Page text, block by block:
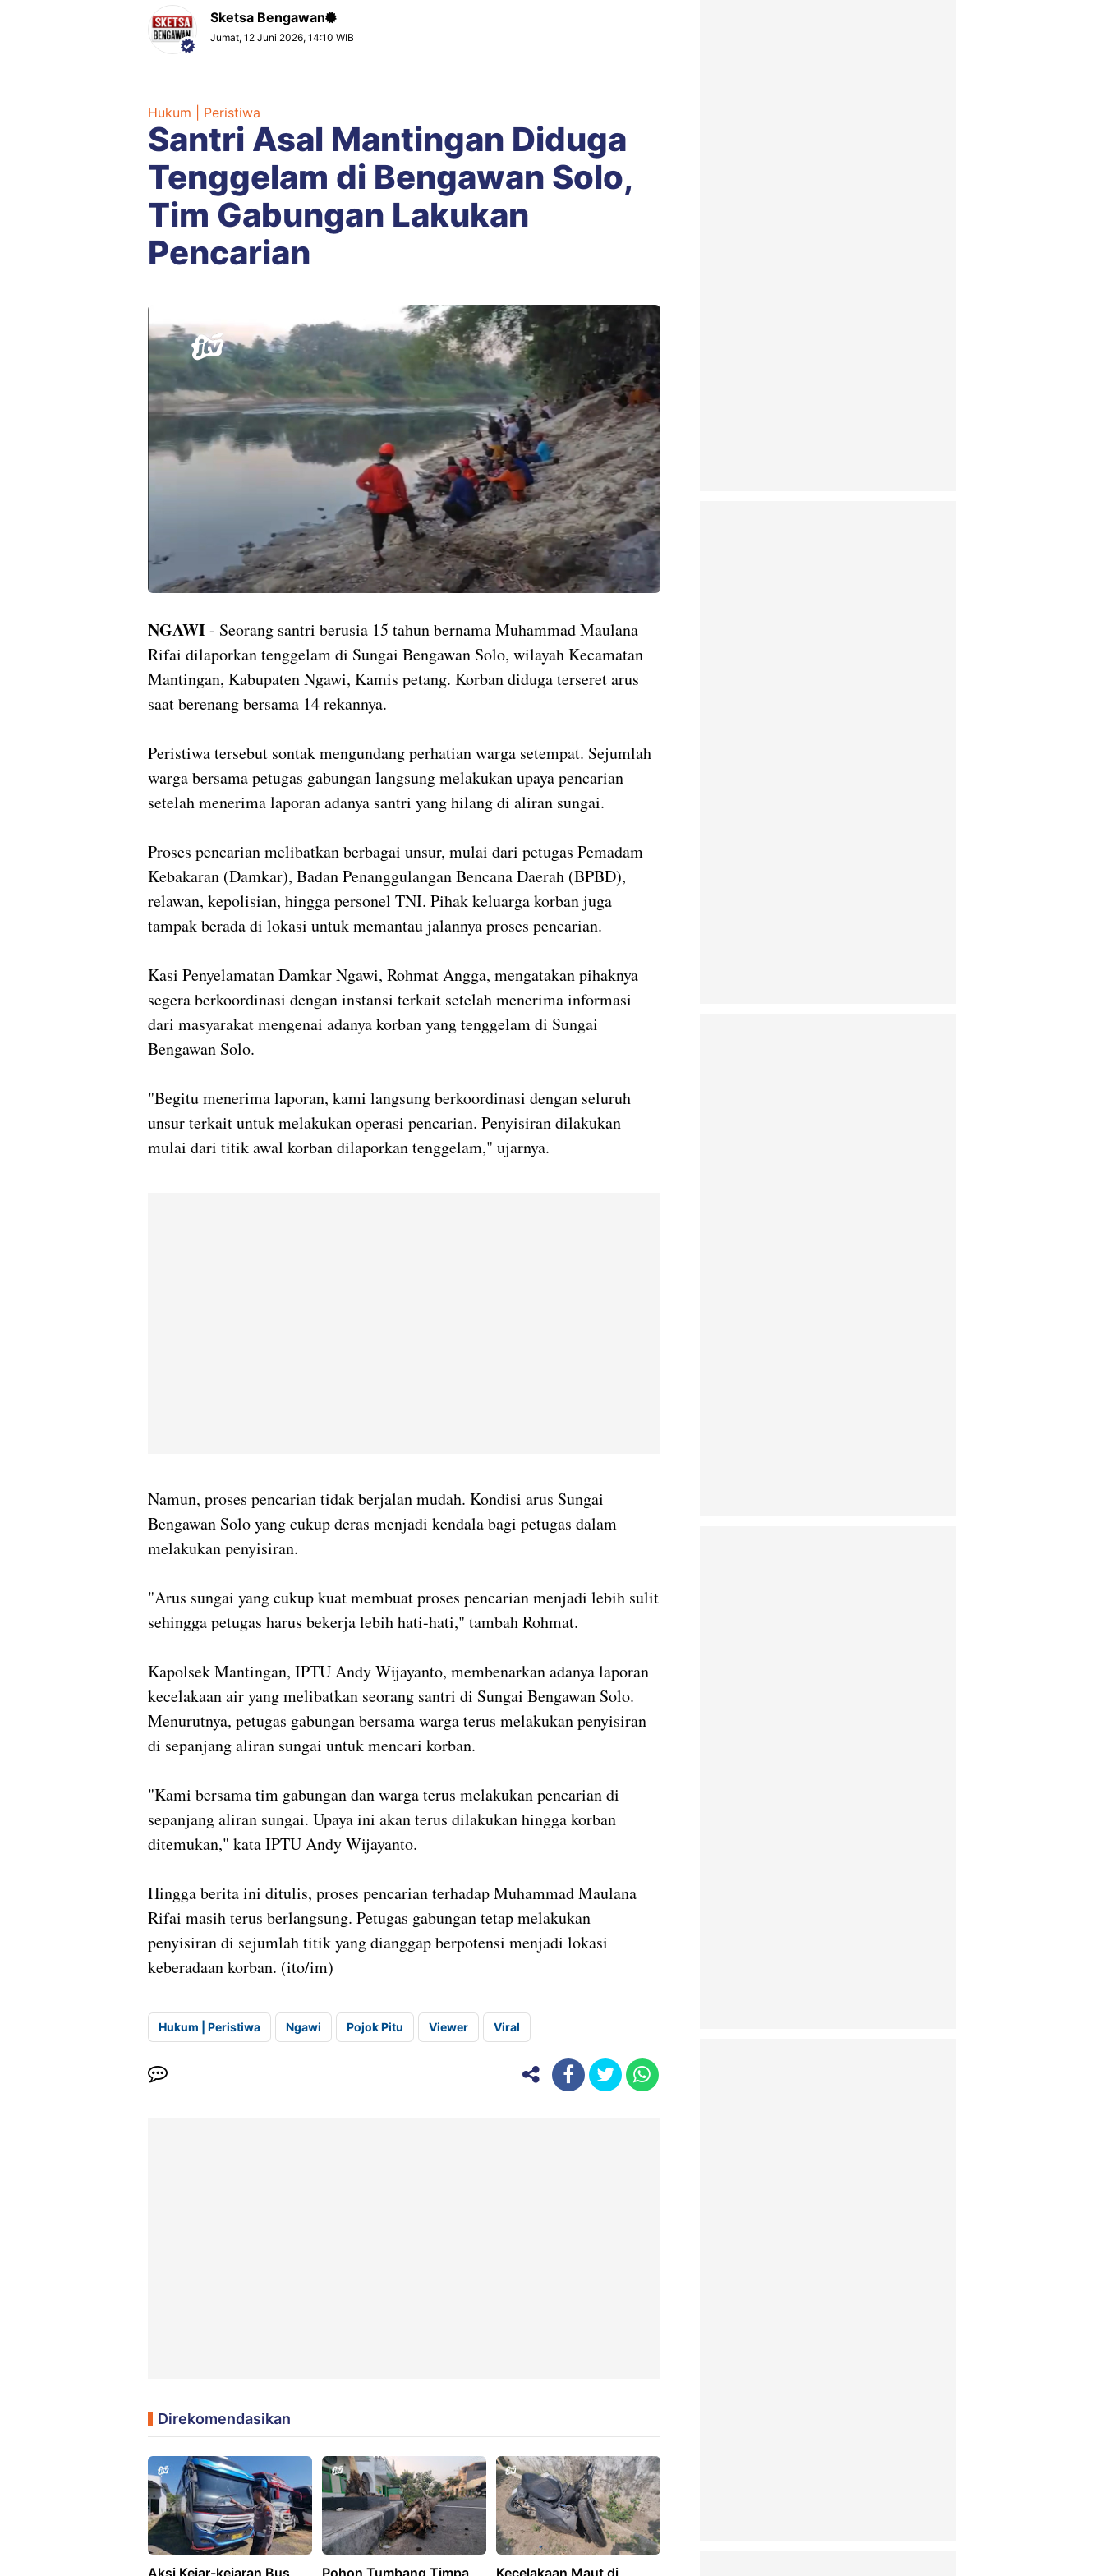
Sketsa Bengawan
Jumat, 12 Juni 2026, 14:10 WIB
Hukum | Peristiwa
Santri Asal Mantingan Diduga
Tenggelam di Bengawan Solo,
Tim Gabungan Lakukan
Pencarian
NGAWI- Seorang santri berusia 15 tahun bernama Muhammad Maulana
Rifai dilaporkan tenggelam di Sungai Bengawan Solo, wilayah Kecamatan
Mantingan, Kabupaten Ngawi, Kamis petang. Korban diduga terseret arus
saat berenang bersama 14 rekannya.
Peristiwa tersebut sontak mengundang perhatian warga setempat. Sejumlah
warga bersama petugas gabungan langsung melakukan upaya pencarian
setelah menerima laporan adanya santri yang hilang di aliran sungai.
Proses pencarian melibatkan berbagai unsur, mulai dari petugas Pemadam
Kebakaran (Damkar), Badan Penanggulangan Bencana Daerah (BPBD),
relawan, kepolisian, hingga personel TNI. Pihak keluarga korban juga
tampak berada di lokasi untuk memantau jalannya proses pencarian.
Kasi Penyelamatan Damkar Ngawi, Rohmat Angga, mengatakan pihaknya
segera berkoordinasi dengan instansi terkait setelah menerima informasi
dari masyarakat mengenai adanya korban yang tenggelam di Sungai
Bengawan Solo.
"Begitu menerima laporan, kami langsung berkoordinasi dengan seluruh
unsur terkait untuk melakukan operasi pencarian. Penyisiran dilakukan
mulai dari titik awal korban dilaporkan tenggelam," ujarnya.
Namun, proses pencarian tidak berjalan mudah. Kondisi arus Sungai
Bengawan Solo yang cukup deras menjadi kendala bagi petugas dalam
melakukan penyisiran.
"Arus sungai yang cukup kuat membuat proses pencarian menjadi lebih sulit
sehingga petugas harus bekerja lebih hati-hati," tambah Rohmat.
Kapolsek Mantingan, IPTU Andy Wijayanto, membenarkan adanya laporan
kecelakaan air yang melibatkan seorang santri di Sungai Bengawan Solo.
Menurutnya, petugas gabungan bersama warga terus melakukan penyisiran
di sepanjang aliran sungai untuk mencari korban.
"Kami bersama tim gabungan dan warga terus melakukan pencarian di
sepanjang aliran sungai. Upaya ini akan terus dilakukan hingga korban
ditemukan," kata IPTU Andy Wijayanto.
Hingga berita ini ditulis, proses pencarian terhadap Muhammad Maulana
Rifai masih terus berlangsung. Petugas gabungan tetap melakukan
penyisiran di sejumlah titik yang dianggap berpotensi menjadi lokasi
keberadaan korban. (ito/im)
Hukum | Peristiwa Ngawi Pojok Pitu Viewer Viral
Direkomendasikan
Aksi Kejar-kejaran Bus Pohon Tumbang Timpa Kecelakaan Maut di